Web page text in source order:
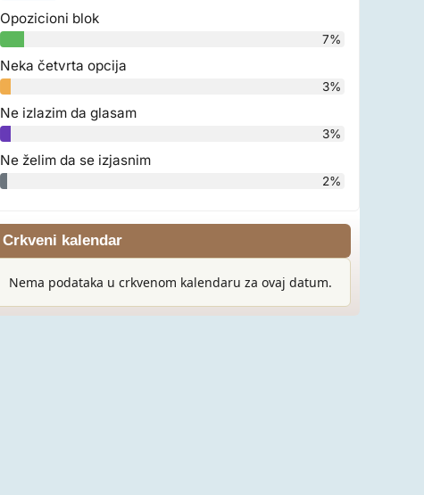
Opozicioni blok
7%
Neka četvrta opcija
3%
Ne izlazim da glasam
3%
Ne želim da se izjasnim
2%
Crkveni kalendar
Nema podataka u crkvenom kalendaru za ovaj datum.